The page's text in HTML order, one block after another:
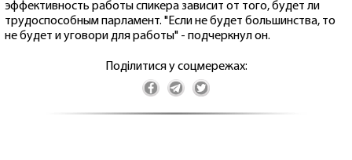
эффективность работы спикера зависит от того, будет ли
трудоспособным парламент. "Если не будет большинства, то
не будет и уговори для работы" - подчеркнул он.
Поділитися у соцмережах: